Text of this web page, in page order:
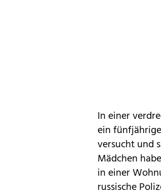
In einer
ein
versucht und
Mädchen
in einer
russische